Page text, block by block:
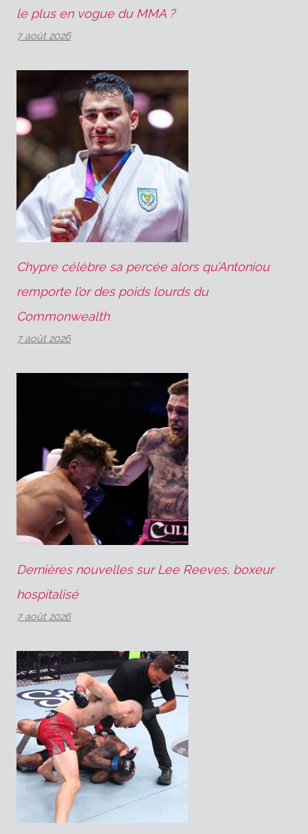
le plus en vogue du MMA ?
7 août 2026
Chypre célèbre sa percée alors qu’Antoniou
remporte l’or des poids lourds du
Commonwealth
7 août 2026
Dernières nouvelles sur Lee Reeves, boxeur
hospitalisé
7 août 2026